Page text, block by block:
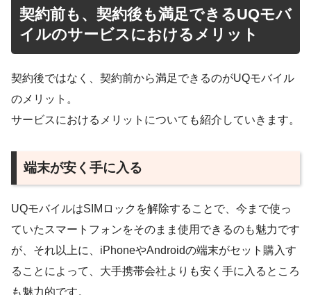
契約前も、契約後も満足できるUQモバ
イルのサービスにおけるメリット
契約後ではなく、契約前から満足できるのがUQモバイル
のメリット。
サービスにおけるメリットについても紹介していきます。
端末が安く手に入る
UQモバイルはSIMロックを解除することで、今まで使っ
ていたスマートフォンをそのまま使用できるのも魅力です
が、それ以上に、iPhoneやAndroidの端末がセット購入す
ることによって、大手携帯会社よりも安く手に入るところ
も魅力的です。